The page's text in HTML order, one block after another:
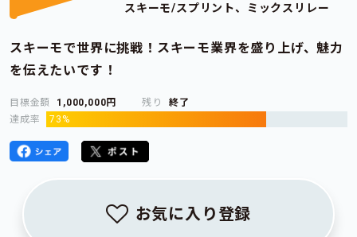
スキーモ/スプリント、ミックスリレー
スキーモで世界に挑戦！スキーモ業界を盛り上げ、魅力
を伝えたいです！
目標金額 1,000,000円 残り
終了
達成率
73%
お気に入り登録